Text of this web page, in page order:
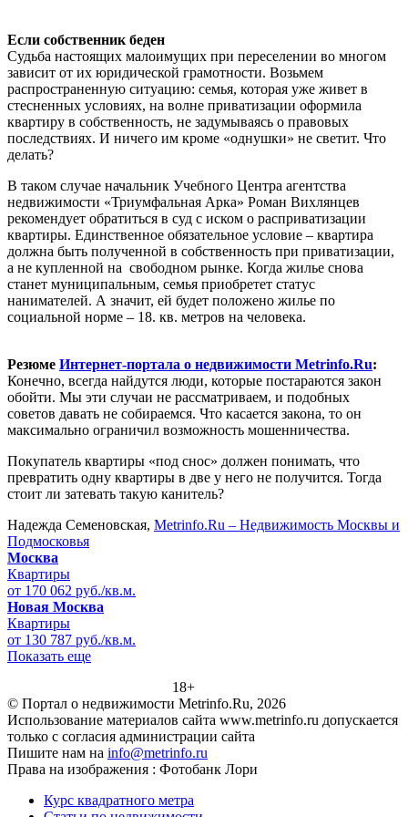
Если собственник беден
Судьба настоящих малоимущих при переселении во многом
зависит от их юридической грамотности. Возьмем
распространенную ситуацию: семья, которая уже живет в
стесненных условиях, на волне приватизации оформила
квартиру в собственность, не задумываясь о правовых
последствиях. И ничего им кроме «однушки» не светит. Что
делать?
В таком случае начальник Учебного Центра агентства
недвижимости «Триумфальная Арка» Роман Вихлянцев
рекомендует обратиться в суд с иском о расприватизации
квартиры. Единственное обязательное условие – квартира
должна быть полученной в собственность при приватизации,
а не купленной на свободном рынке. Когда жилье снова
станет муниципальным, семья приобретет статус
нанимателей. А значит, ей будет положено жилье по
социальной норме – 18. кв. метров на человека.
Резюме Интернет-портала о недвижимости Metrinfo.Ru:
Конечно, всегда найдутся люди, которые постараются закон
обойти. Мы эти случаи не рассматриваем, и подобных
советов давать не собираемся. Что касается закона, то он
максимально ограничил возможность мошенничества.
Покупатель квартиры «под снос» должен понимать, что
превратить одну квартиры в две у него не получится. Тогда
стоит ли затевать такую канитель?
Надежда Семеновская, Metrinfo.Ru – Недвижимость Москвы и
Подмосковья
Москва
Квартиры
от 170 062 руб./кв.м.
Новая Москва
Квартиры
от 130 787 руб./кв.м.
Показать еще
18+
© Портал о недвижимости Metrinfo.Ru, 2026
Использование материалов сайта www.metrinfo.ru допускается
только с согласия администрации сайта
Пишите нам на info@metrinfo.ru
Права на изображения : Фотобанк Лори
Курс квадратного метра